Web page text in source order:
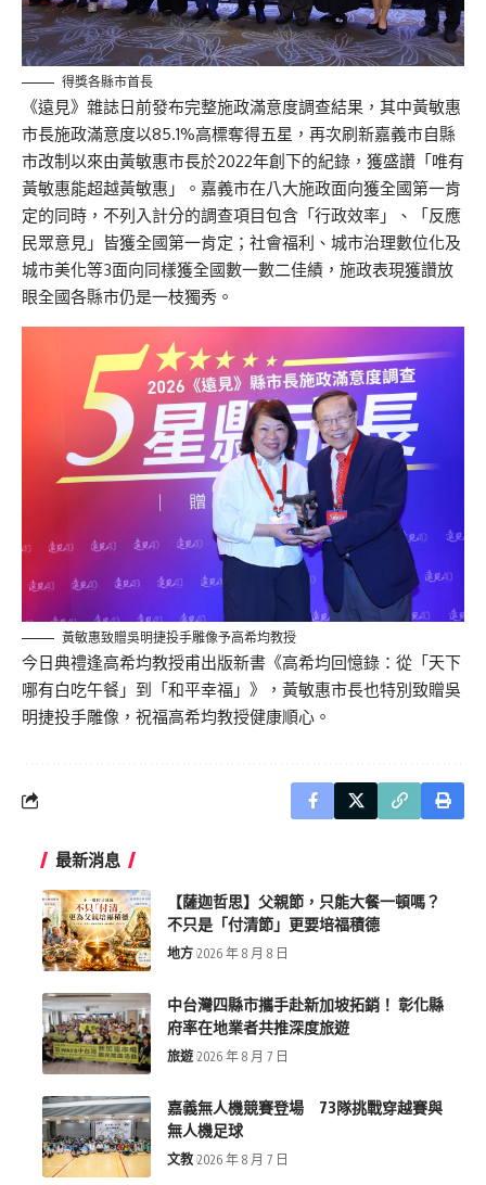
得獎各縣市首長
《遠見》雜誌日前發布完整施政滿意度調查結果，其中黃敏惠
市長施政滿意度以85.1%高標奪得五星，再次刷新嘉義市自縣
市改制以來由黃敏惠市長於2022年創下的紀錄，獲盛讚「唯有
黃敏惠能超越黃敏惠」。嘉義市在八大施政面向獲全國第一肯
定的同時，不列入計分的調查項目包含「行政效率」、「反應
民眾意見」皆獲全國第一肯定；社會福利、城市治理數位化及
城市美化等3面向同樣獲全國數一數二佳績，施政表現獲讚放
眼全國各縣市仍是一枝獨秀。
黃敏惠致贈吳明捷投手雕像予高希均教授
今日典禮逢高希均教授甫出版新書《高希均回憶錄：從「天下
哪有白吃午餐」到「和平幸福」》，黃敏惠市長也特別致贈吳
明捷投手雕像，祝福高希均教授健康順心。
最新消息
【薩迦哲思】父親節，只能大餐一頓嗎？
不只是「付清節」更要培福積德
地方 2026 年 8 月 8 日
中台灣四縣市攜手赴新加坡拓銷！ 彰化縣
府率在地業者共推深度旅遊
旅遊 2026 年 8 月 7 日
嘉義無人機競賽登場 73隊挑戰穿越賽與
無人機足球
文教 2026 年 8 月 7 日